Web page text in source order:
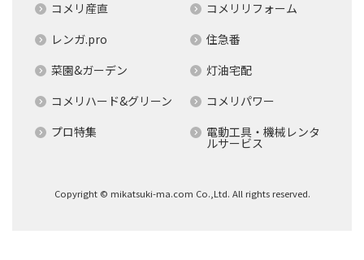
コメリ産直
コメリリフォーム
レンガ.pro
住急番
菜園&ガーデン
灯油宅配
コメリハード&グリーン
コメリパワー
プロ特集
電動工具・機械レンタ
ルサービス
Copyright © mikatsuki-ma.com Co.,Ltd. All rights reserved.